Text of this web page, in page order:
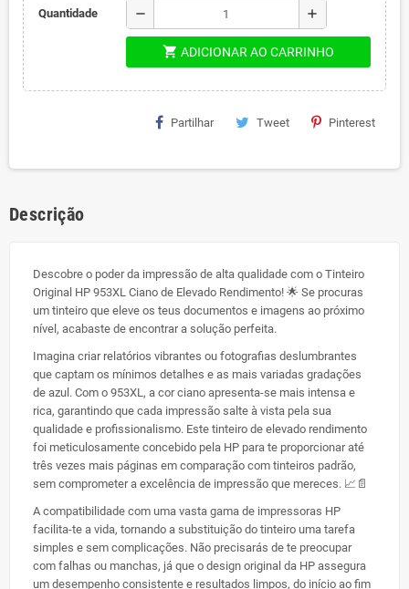
Quantidade remove add
shopping_cart ADICIONAR AO CARRINHO
Partilhar Tweet Pinterest
Descrição
Descobre o poder da impressão de alta qualidade com o Tinteiro
Original HP 953XL Ciano de Elevado Rendimento! 🌟 Se procuras
um tinteiro que eleve os teus documentos e imagens ao próximo
nível, acabaste de encontrar a solução perfeita.
Imagina criar relatórios vibrantes ou fotografias deslumbrantes
que captam os mínimos detalhes e as mais variadas gradações
de azul. Com o 953XL, a cor ciano apresenta-se mais intensa e
rica, garantindo que cada impressão salte à vista pela sua
qualidade e profissionalismo. Este tinteiro de elevado rendimento
foi meticulosamente concebido pela HP para te proporcionar até
três vezes mais páginas em comparação com tinteiros padrão,
sem comprometer a excelência de impressão que mereces. 📈📄
A compatibilidade com uma vasta gama de impressoras HP
facilita-te a vida, tornando a substituição do tinteiro uma tarefa
simples e sem complicações. Não precisarás de te preocupar
com falhas ou manchas, já que o design original da HP assegura
um desempenho consistente e resultados limpos, do início ao fim